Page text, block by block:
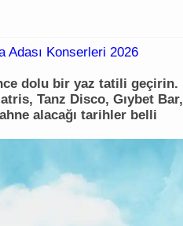
Adası Konserleri 2026
dolu bir yaz tatili geçirin.
Tanz Disco, Gıybet Bar,
alacağı tarihler belli